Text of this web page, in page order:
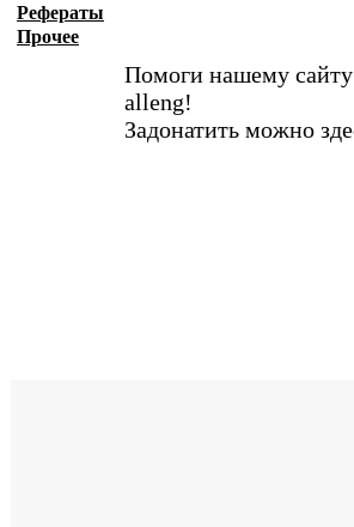
Рефераты
Прочее
Помоги нашему сайту
alleng!
Задонатить можно